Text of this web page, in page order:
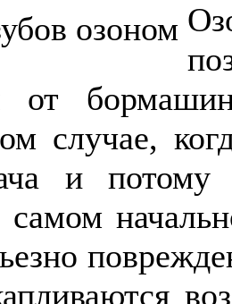
от
случае,
и потому
самом